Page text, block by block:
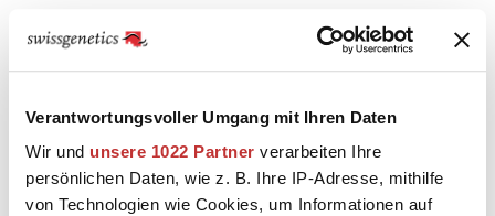
Verantwortungsvoller Umgang mit Ihren Daten
Wir und unsere 1022 Partner verarbeiten Ihre
persönlichen Daten, wie z. B. Ihre IP-Adresse, mithilfe
von Technologien wie Cookies, um Informationen auf